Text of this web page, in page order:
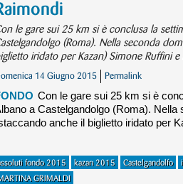
le gare sui 25 km si è conclusa la
(Roma). Nella seconda
iridato per Kazan) Simone Ruffini e
14 Giugno 2015 Permalink
Con le gare sui 25 km si è
a Castelgandolgo (Roma).
anche il biglietto iridato per
fondo 2015 kazan 2015 Castelgandolfo
GRIMALDI